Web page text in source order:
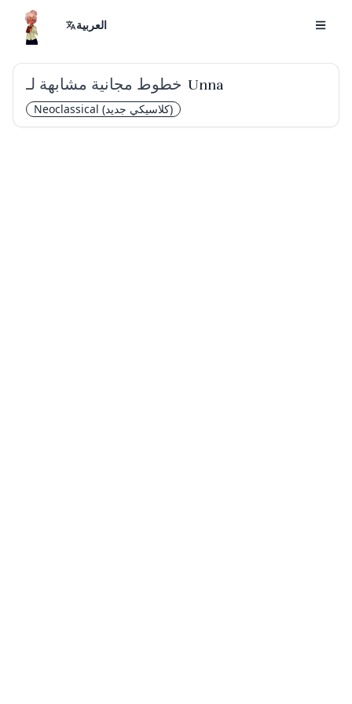
العربية
خطوط مجانية مشابهة لـ Unna
Neoclassical (كلاسيكي جديد)